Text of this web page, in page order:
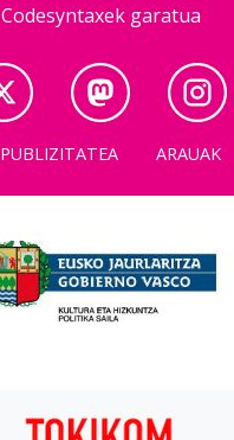
Codesyntaxek garatua
PUBLIZITATEA ARAUAK